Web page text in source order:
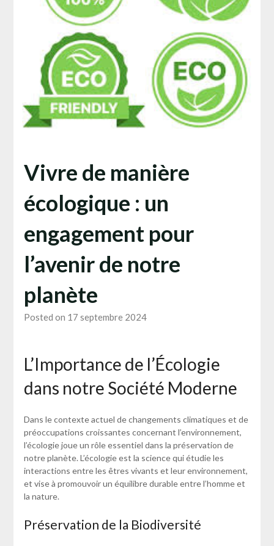
Vivre de manière
écologique : un
engagement pour
l’avenir de notre
planète
Posted on 17 septembre 2024
L’Importance de l’Écologie
dans notre Société Moderne
Dans le contexte actuel de changements climatiques et de
préoccupations croissantes concernant l’environnement,
l’écologie joue un rôle essentiel dans la préservation de
notre planète. L’écologie est la science qui étudie les
interactions entre les êtres vivants et leur environnement,
et vise à promouvoir un équilibre durable entre l’homme et
la nature.
Préservation de la Biodiversité